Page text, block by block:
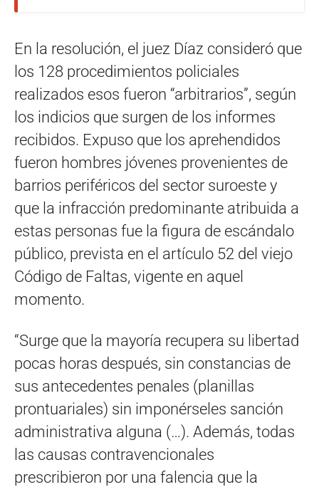
En la resolución, el juez Díaz consideró que
los 128 procedimientos policiales
realizados esos fueron “arbitrarios”, según
los indicios que surgen de los informes
recibidos. Expuso que los aprehendidos
fueron hombres jóvenes provenientes de
barrios periféricos del sector suroeste y
que la infracción predominante atribuida a
estas personas fue la figura de escándalo
público, prevista en el artículo 52 del viejo
Código de Faltas, vigente en aquel
momento.
“Surge que la mayoría recupera su libertad
pocas horas después, sin constancias de
sus antecedentes penales (planillas
prontuariales) sin imponérseles sanción
administrativa alguna (…). Además, todas
las causas contravencionales
prescribieron por una falencia que la